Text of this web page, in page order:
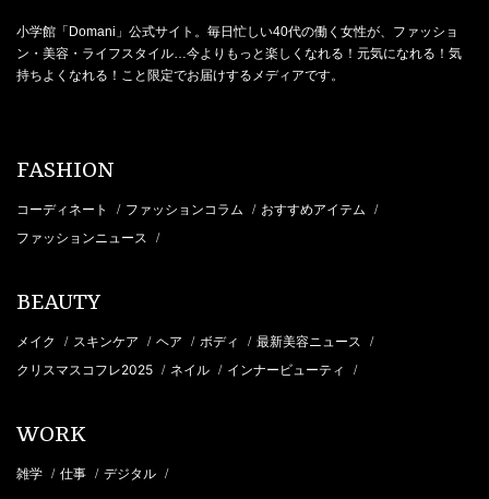
小学館「Domani」公式サイト。毎日忙しい40代の働く女性が、ファッショ
ン・美容・ライフスタイル…今よりもっと楽しくなれる！元気になれる！気
持ちよくなれる！こと限定でお届けするメディアです。
FASHION
コーディネート / ファッションコラム / おすすめアイテム /
ファッションニュース /
BEAUTY
メイク / スキンケア / ヘア / ボディ / 最新美容ニュース /
クリスマスコフレ2025 / ネイル / インナービューティ /
WORK
雑学 / 仕事 / デジタル /